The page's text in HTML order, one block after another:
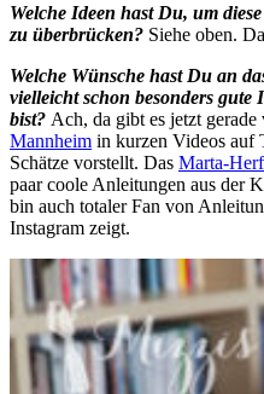
Welche Ideen hast Du, um
zu überbrücken? Siehe oben.
Welche Wünsche hast Du an
vielleicht schon besonders gute
bist? Ach, da gibt es jetzt
Mannheim in kurzen Videos auf
Schätze vorstellt. Das Marta-
paar coole Anleitungen aus der
bin auch totaler Fan von
Instagram zeigt.